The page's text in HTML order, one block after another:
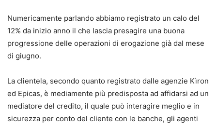
Numericamente parlando abbiamo registrato un calo del
12% da inizio anno il che lascia presagire una buona
progressione delle operazioni di erogazione già dal mese
di giugno.
La clientela, secondo quanto registrato dalle agenzie Kìron
ed Epicas, è mediamente più predisposta ad affidarsi ad un
mediatore del credito, il quale può interagire meglio e in
sicurezza per conto del cliente con le banche, gli agenti